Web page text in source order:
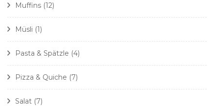
Muffins (12)
Müsli (1)
Pasta & Spätzle (4)
Pizza & Quiche (7)
Salat (7)